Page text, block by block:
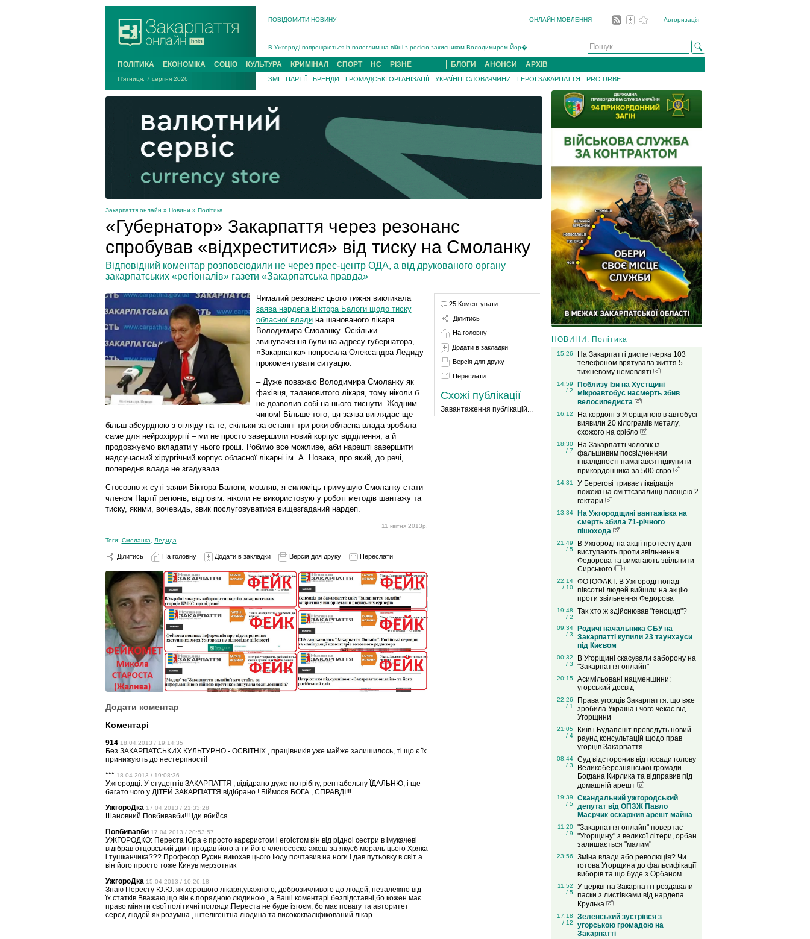
ПОВІДОМИТИ НОВИНУ ОНЛАЙН МОВЛЕННЯ Авторизація
В Ужгороді попрощаються із полеглим на війні з росією захисником Володимиром Йор�...
В Ужгороді 5 серпня попрощаються із захисником Богданом Югасом, який два роки �...
Підтвердили загибель захисника із Нанкова на Хустщині Юліана Гербея (ФОТО)[/gree...
На війні з рф поліг військовий з Виноградова Ігнат Роздяловський (ФОТО)...
На Хустщині внаслідок ДТП за участі трьох авто постраждали 13 людей (ФОТО)...
Інструктора районного ТЦК на Закарпатті судитимуть за обвинувачен...
ПОЛІТИКА ЕКОНОМІКА СОЦІО КУЛЬТУРА КРИМІНАЛ СПОРТ НС РІЗНЕ БЛОГИ АНОНСИ АРХІВ
П'ятниця, 7 серпня 2026 ЗМІ ПАРТІЇ БРЕНДИ ГРОМАДСЬКІ ОРГАНІЗАЦІЇ УКРАЇНЦІ СЛОВАЧЧИНИ ГЕРОЇ ЗАКАРПАТТЯ PRO URBE
Закарпаття онлайн » Новини » Політика
«Губернатор» Закарпаття через резонанс
спробував «відхреститися» від тиску на Смоланку
Відповідний коментар розповсюдили не через прес-центр ОДА, а від друкованого органу
закарпатських «регіоналів» газети «Закарпатська правда»
Чималий резонанс цього тижня викликала
заява нардепа Віктора Балоги щодо тиску
обласної владина шанованого лікаря
Володимира Смоланку. Оскільки
звинувачення були на адресу губернатора,
«Закарпатка» попросила Олександра Ледиду
прокоментувати ситуацію:
– Дуже поважаю Володимира Смоланку як
фахівця, талановитого лікаря, тому ніколи б
не дозволив собі на нього тиснути. Жодним
чином! Більше того, ця заява виглядає ще
більш абсурдною з огляду на те, скільки за останні три роки обласна влада зробила
саме для нейрохірургії – ми не просто завершили новий корпус відділення, а й
продовжуємо вкладати у нього гроші. Робимо все можливе, аби нарешті завершити
надсучасний хірургічний корпус обласної лікарні ім. А. Новака, про який, до речі,
попередня влада не згадувала.
Стосовно ж суті заяви Віктора Балоги, мовляв, я силоміць примушую Смоланку стати
членом Партії регіонів, відповім: ніколи не використовую у роботі методів шантажу та
тиску, якими, вочевидь, звик послуговуватися вищезгаданий нардеп.
11 квітня 2013р.
Теги: Смоланка Ледида
Ділитись На головну Додати в закладки Версія для друку Переслати
Додати коментар
Коментарі
914 18.04.2013 / 19:14:35
Без ЗАКАРПАТСЬКИХ КУЛЬТУРНО - ОСВІТНІХ , працівників уже майже залишилось, ті що є їх
принижують до нестерпності!
*** 18.04.2013 / 19:08:36
Ужгородці. У студентів ЗАКАРПАТТЯ , відідрано дуже потрібну, рентабельну ЇДАЛЬНЮ, і ще
багато чого у ДІТЕЙ ЗАКАРПАТТЯ відібрано ! Біймося БОГА , СПРАВДІ!!!
УжгороДка 17.04.2013 / 21:33:28
Шановний Повбивавби!!! Іди вбийся...
Повбивавби 17.04.2013 / 20:53:57
УЖГОРОДКО: Переста Юра є просто карєристом і егоістом він від рідноі сестри в імукачеві
відібрав отцовський дім і продав його а ти його членососко ажеш за якусб мораль цього Хряка
і тушканчика??? Професор Русин викохав цього Іюду почтавив на ноги і дав путьовку в світ а
він його просто тоже Кинув мерзотник
УжгороДка 15.04.2013 / 10:26:18
Знаю Пересту Ю.Ю. як хорошого лікаря,уважного, доброзичливого до людей, незалежно від
їх статків.Вважаю,що він є порядною людиною , а Ваші коментарі безпідставні,бо кожен має
право міняти свої політичні погляди.Переста не буде ізгоєм, бо має повагу та авторитет
серед людей як розумна , інтелігентна людина та висококваліфікований лікар.
25 Коментувати
Ділитись
На головну
Додати в закладки
Версія для друку
Переслати
Схожі публікації
Завантаження публікацій...
НОВИНИ: Політика
15:26
На Закарпатті диспетчерка 103
телефоном врятувала життя 5-
тижневому немовляті
14:59
/ 2
Поблизу Ізи на Хустщині
мікроавтобус насмерть збив
велосипедиста
16:12
На кордоні з Угорщиною в автобусі
виявили 20 кілограмів металу,
схожого на срібло
18:30
/ 7
На Закарпатті чоловік із
фальшивим посвідченням
інвалідності намагався підкупити
прикордонника за 500 євро
14:31
У Берегові триває ліквідація
пожежі на сміттєзвалищі площею 2
гектари
13:34
На Ужгородщині вантажівка на
смерть збила 71-річного
пішохода
21:49
/ 5
В Ужгороді на акції протесту далі
виступають проти звільнення
Федорова та вимагають звільнити
Сирського
22:14
/ 10
ФОТОФАКТ. В Ужгороді понад
півсотні людей вийшли на акцію
проти звільнення Федорова
19:48
/ 2
Так хто ж здійснював "геноцид"?
09:34
/ 3
Родичі начальника СБУ на
Закарпатті купили 23 таунхауси
під Києвом
00:32
/ 3
В Угорщині скасували заборону на
"Закарпаття онлайн"
20:15
Асимільовані нацменшини:
угорський досвід
22:26
/ 1
Права угорців Закарпаття: що вже
зробила Україна і чого чекає від
Угорщини
21:05
/ 4
Київ і Будапешт проведуть новий
раунд консультацій щодо прав
угорців Закарпаття
08:44
/ 3
Суд відсторонив від посади голову
Великоберезнянської громади
Богдана Кирлика та відправив під
домашній арешт
19:39
/ 5
Скандальний ужгородський
депутат від ОПЗЖ Павло
Маєрчик оскаржив арешт майна
11:20
/ 9
"Закарпаття онлайн" повертає
"Угорщину" з великої літери, орбан
залишається "малим"
23:56
Зміна влади або революція? Чи
готова Угорщина до фальсифікації
виборів та що буде з Орбаном
11:52
/ 5
У церкві на Закарпатті роздавали
паски з листівками від нардепа
Крулька
17:18
/ 12
Зеленський зустрівся з
угорською громадою на
Закарпатті